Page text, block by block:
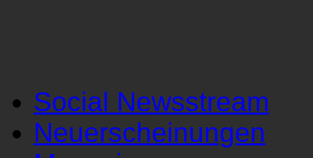
Social Newsstream
Neuerscheinungen